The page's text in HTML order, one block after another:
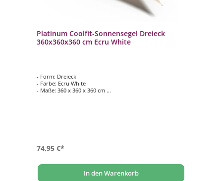
Platinum Coolfit-Sonnensegel Dreieck
360x360x360 cm Ecru White
- Form: Dreieck
- Farbe: Ecru White
- Maße: 360 x 360 x 360 cm
74,95 €*
In den Warenkorb